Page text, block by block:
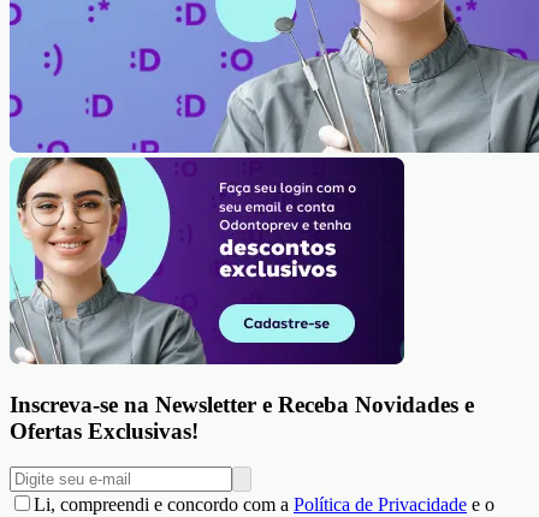
Inscreva-se na Newsletter e Receba Novidades e
Ofertas Exclusivas!
Li, compreendi e concordo com a Política de Privacidade e o